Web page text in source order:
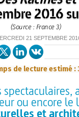
2016
(Source : France 3)
21 SEPTEMBRE
de lecture estimé :
ou encore le
et